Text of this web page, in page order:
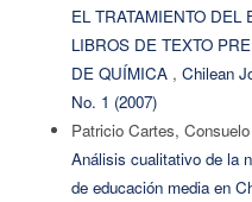
EL TRATAMIENTO DEL
LIBROS DE TEXTO
DE QUÍMICA , Chilean
No. 1 (2007)
Patricio Cartes,
Análisis cualitativo de la
de educación media en